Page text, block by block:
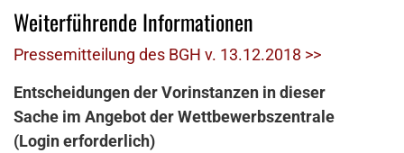
Weiterführende Informationen
Pressemitteilung des BGH v. 13.12.2018 >>
Entscheidungen der Vorinstanzen in dieser
Sache im Angebot der Wettbewerbszentrale
(Login erforderlich)